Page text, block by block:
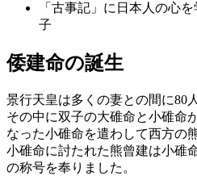
「古事記」に日本人の心
子
倭建命の誕生
景行天皇は多くの妻との間に80
その中に双子の大碓命と小碓命
なった小碓命を遣わして西方の
小碓命に討たれた熊曾建は小碓
の称号を奉りました。